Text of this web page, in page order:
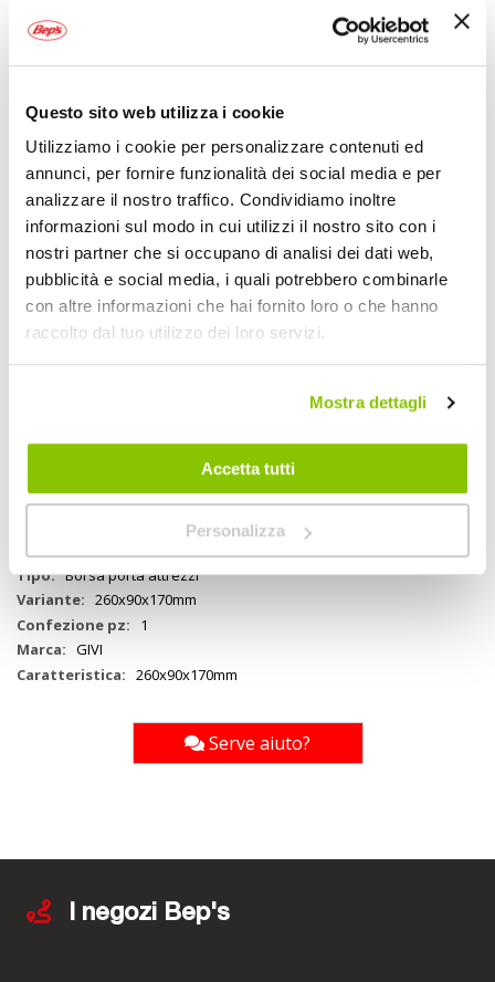
Questo sito web utilizza i cookie
Utilizziamo i cookie per personalizzare contenuti ed
annunci, per fornire funzionalità dei social media e per
analizzare il nostro traffico. Condividiamo inoltre
informazioni sul modo in cui utilizzi il nostro sito con i
nostri partner che si occupano di analisi dei dati web,
pubblicità e social media, i quali potrebbero combinarle
con altre informazioni che hai fornito loro o che hanno
raccolto dal tuo utilizzo dei loro servizi.
Mostra dettagli
Accetta tutti
Personalizza
Descrizione
Cassetta porta attrezzi da montare tra il portavaligie laterale e la
carenatura della moto. Da abbinare al kit di attacco universale
S250KIT (vedi nostro codice1555115) o ai kit di attacco specifici TL.
Tappo antipolvere sulla serratura. Realizzata in tecnopolimero
rinforzato. Separatore interno removibile. Water resistant.
Coperchio montabile in entrambi i sensi (serratura verso l'alto o
verso il basso). Possibilità di fissaggio sia sul lato destro che sinistro,
Informazioni
8019606210586
Borsa porta attrezzi
260x90x170mm
1
GIVI
260x90x170mm
Serve aiuto?
I negozi Bep's